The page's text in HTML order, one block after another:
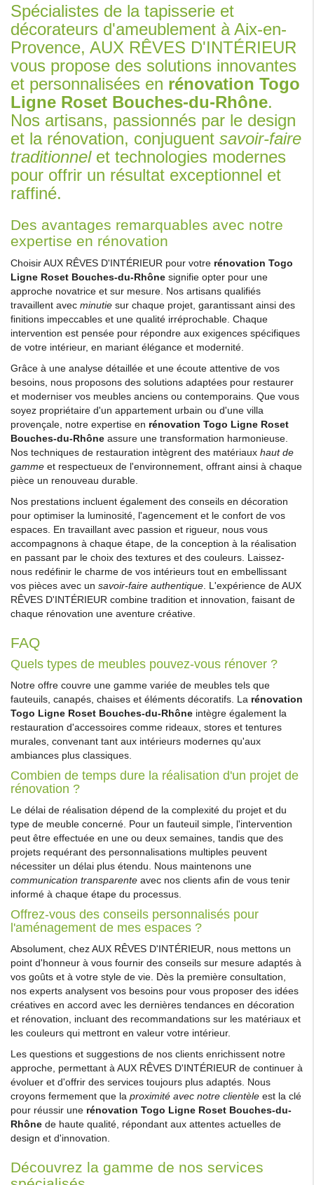
Spécialistes de la tapisserie et
décorateurs d'ameublement à Aix-en-
Provence, AUX RÊVES D'INTÉRIEUR
vous propose des solutions innovantes
et personnalisées en rénovation Togo
Ligne Roset Bouches-du-Rhône.
Nos artisans, passionnés par le design
et la rénovation, conjuguent savoir-faire
traditionnelet technologies modernes
pour offrir un résultat exceptionnel et
raffiné.
Des avantages remarquables avec notre
expertise en rénovation
Choisir AUX RÊVES D'INTÉRIEUR pour votre rénovation Togo
Ligne Roset Bouches-du-Rhône signifie opter pour une
approche novatrice et sur mesure. Nos artisans qualifiés
travaillent avec minutie sur chaque projet, garantissant ainsi des
finitions impeccables et une qualité irréprochable. Chaque
intervention est pensée pour répondre aux exigences spécifiques
de votre intérieur, en mariant élégance et modernité.
Grâce à une analyse détaillée et une écoute attentive de vos
besoins, nous proposons des solutions adaptées pour restaurer
et moderniser vos meubles anciens ou contemporains. Que vous
soyez propriétaire d'un appartement urbain ou d'une villa
provençale, notre expertise en rénovation Togo Ligne Roset
Bouches-du-Rhône assure une transformation harmonieuse.
Nos techniques de restauration intègrent des matériaux haut de
gamme et respectueux de l'environnement, offrant ainsi à chaque
pièce un renouveau durable.
Nos prestations incluent également des conseils en décoration
pour optimiser la luminosité, l'agencement et le confort de vos
espaces. En travaillant avec passion et rigueur, nous vous
accompagnons à chaque étape, de la conception à la réalisation
en passant par le choix des textures et des couleurs. Laissez-
nous redéfinir le charme de vos intérieurs tout en embellissant
vos pièces avec un savoir-faire authentique . L'expérience de AUX
RÊVES D'INTÉRIEUR combine tradition et innovation, faisant de
chaque rénovation une aventure créative.
FAQ
Quels types de meubles pouvez-vous rénover ?
Notre offre couvre une gamme variée de meubles tels que
fauteuils, canapés, chaises et éléments décoratifs. La rénovation
Togo Ligne Roset Bouches-du-Rhône intègre également la
restauration d'accessoires comme rideaux, stores et tentures
murales, convenant tant aux intérieurs modernes qu'aux
ambiances plus classiques.
Combien de temps dure la réalisation d'un projet de
rénovation ?
Le délai de réalisation dépend de la complexité du projet et du
type de meuble concerné. Pour un fauteuil simple, l'intervention
peut être effectuée en une ou deux semaines, tandis que des
projets requérant des personnalisations multiples peuvent
nécessiter un délai plus étendu. Nous maintenons une
communication transparente avec nos clients afin de vous tenir
informé à chaque étape du processus.
Offrez-vous des conseils personnalisés pour
l'aménagement de mes espaces ?
Absolument, chez AUX RÊVES D'INTÉRIEUR, nous mettons un
point d'honneur à vous fournir des conseils sur mesure adaptés à
vos goûts et à votre style de vie. Dès la première consultation,
nos experts analysent vos besoins pour vous proposer des idées
créatives en accord avec les dernières tendances en décoration
et rénovation, incluant des recommandations sur les matériaux et
les couleurs qui mettront en valeur votre intérieur.
Les questions et suggestions de nos clients enrichissent notre
approche, permettant à AUX RÊVES D'INTÉRIEUR de continuer à
évoluer et d'offrir des services toujours plus adaptés. Nous
croyons fermement que la proximité avec notre clientèle est la clé
pour réussir une rénovation Togo Ligne Roset Bouches-du-
Rhône de haute qualité, répondant aux attentes actuelles de
design et d'innovation.
Découvrez la gamme de nos services